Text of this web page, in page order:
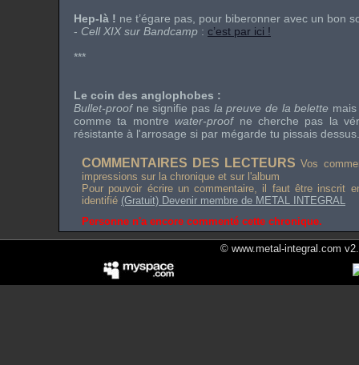
Hep-là ! ne t’égare pas, pour biberonner avec un bon
- Cell XIX sur Bandcamp : c’est par ici !
***
Le coin des anglophobes :
Bullet-proofne signifie pas la preuve de la belette
comme ta montrewater-proofne cherche pas la
résistante à l'arrosage si par mégarde tu pissais dessus.
COMMENTAIRES DES LECTEURS Vos
impressions sur la chronique et sur l'album
Pour pouvoir écrire un commentaire, il faut être inscrit
identifié (Gratuit) Devenir membre de METAL INTEGRAL
Personne n'a encore commenté cette chronique.
© www.metal-integral.com